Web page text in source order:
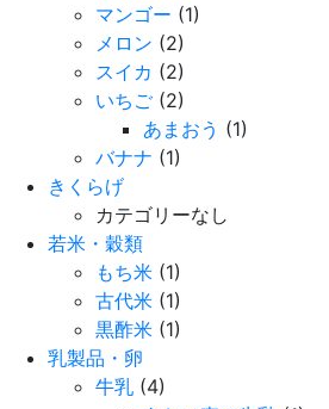
マンゴー (1)
メロン (2)
スイカ (2)
いちご (2)
あまおう (1)
バナナ (1)
きくらげ
カテゴリーなし
若米・穀類
もち米 (1)
古代米 (1)
黒酢米 (1)
乳製品・卵
牛乳 (4)